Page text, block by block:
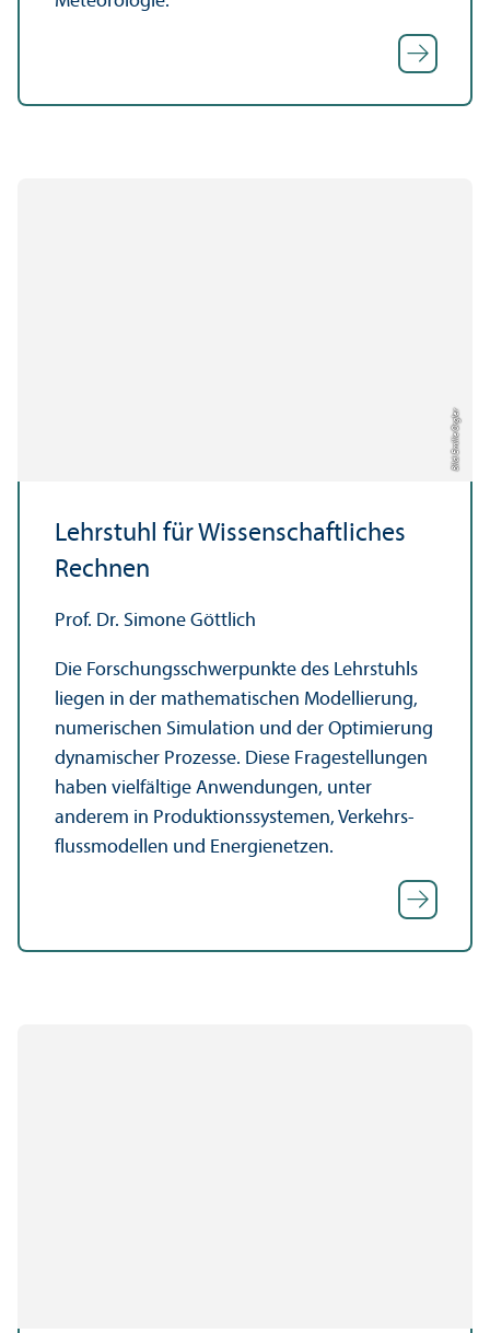
Bild: Emilie Orgler
Lehr­stuhl für Wissenschaft­liches
Rechnen
Prof. Dr. Simone Göttlich
Die Forschungs­schwerpunkte des Lehr­stuhls
liegen in der mathematischen Modellierung,
numerischen Simulation und der Optimierung
dynamischer Prozesse. Diese Fragestellungen
haben vielfältige Anwendungen, unter
anderem in Produktions­systemen, Verkehrs­
fluss­modellen und Energienetzen.